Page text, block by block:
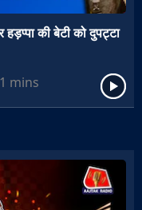
की बेटी को दुपट्टा
mins